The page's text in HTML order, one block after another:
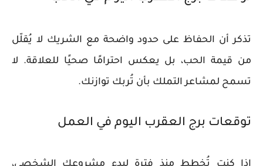
تذكر أن الحفاظ على حدود واضحة مع الشريك لا يُقلّل
من قيمة الحب، بل يعكس احترامًا صحيًا للعلاقة. لا
تسمح لمشاعر التملك بأن تُربك توازنك.
توقعات برج العقرب اليوم في العمل